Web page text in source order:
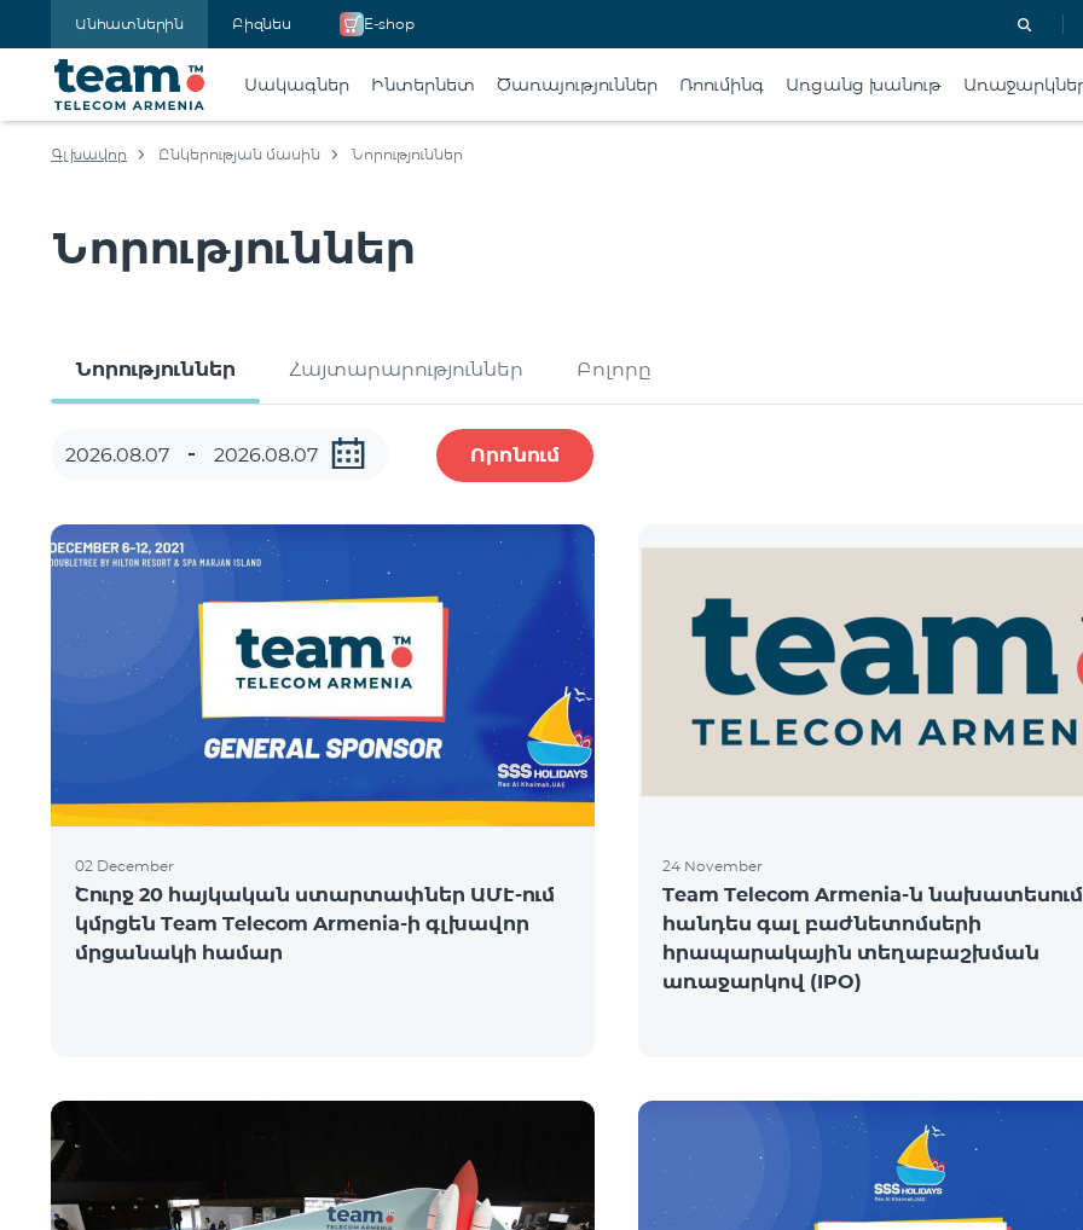
Անհատներին Բիզնես E-shop
Սակագներ Ինտերնետ Ծառայություններ Ռոումինգ Առցանց խանութ
Գլխավոր Ընկերության մասին Նորություններ
Նորություններ
Նորություններ Հայտարարություններ Բոլորը
Որոնում
02 December
Շուրջ 20 հայկական ստարտափներ ԱՄԷ-ում
կմրցեն Team Telecom Armenia-ի գլխավոր
մրցանակի համար
24 November
Team Telecom Armenia-ն նախատեսում
հանդես գալ բաժնետոմսերի
հրապարակային տեղաբաշխման
առաջարկով (IPO)